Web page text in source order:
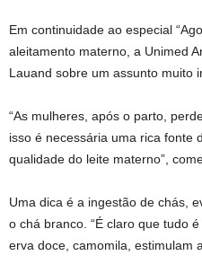
Em continuidade ao especial
aleitamento materno, a Unimed
Lauand sobre um assunto muito
“As mulheres, após o parto,
isso é necessária uma rica fonte
qualidade do leite materno”,
Uma dica é a ingestão de chás,
o chá branco. “É claro que tudo
erva doce, camomila, estimulam